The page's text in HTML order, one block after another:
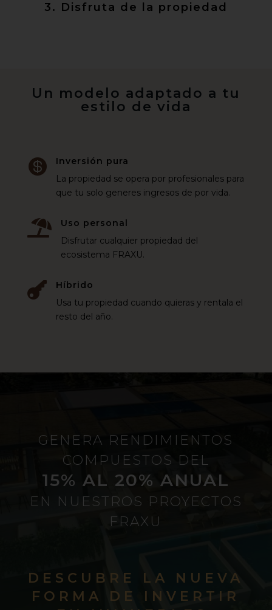
3. Disfruta de la propiedad
Un modelo adaptado a tu
estilo de vida

Inversión pura
La propiedad se opera por profesionales para
que tu solo generes ingresos de por vida.

Uso personal
Disfrutar cualquier propiedad del
ecosistema FRAXU.

Híbrido
Usa tu propiedad cuando quieras y rentala el
resto del año.
GENERA RENDIMIENTOS
COMPUESTOS DEL
15% AL 20% ANUAL
EN NUESTROS PROYECTOS
FRAXU
DESCUBRE LA NUEVA
FORMA DE INVERTIR